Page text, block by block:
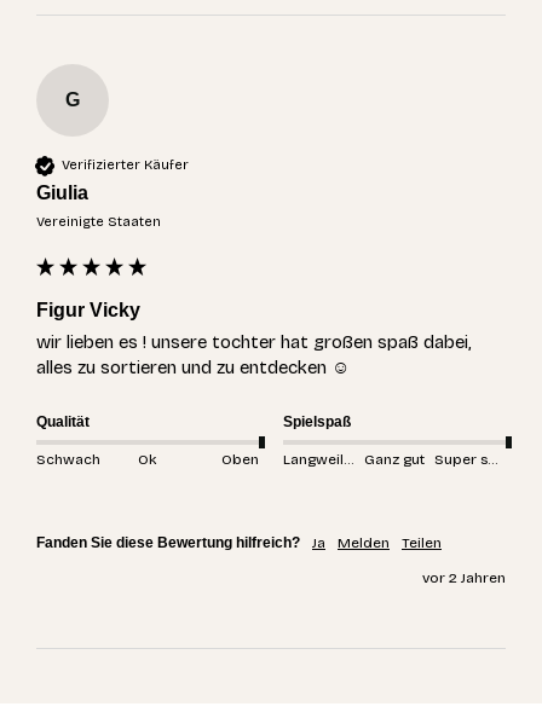
G
Verifizierter Käufer
Giulia
Vereinigte Staaten
Figur Vicky
wir lieben es ! unsere tochter hat großen spaß dabei,
alles zu sortieren und zu entdecken ☺️
Qualität
Schwach Ok Oben
Spielspaß
Langweilig Ganz gut Super spannend
Fanden Sie diese Bewertung hilfreich? Ja Melden Teilen
vor 2 Jahren